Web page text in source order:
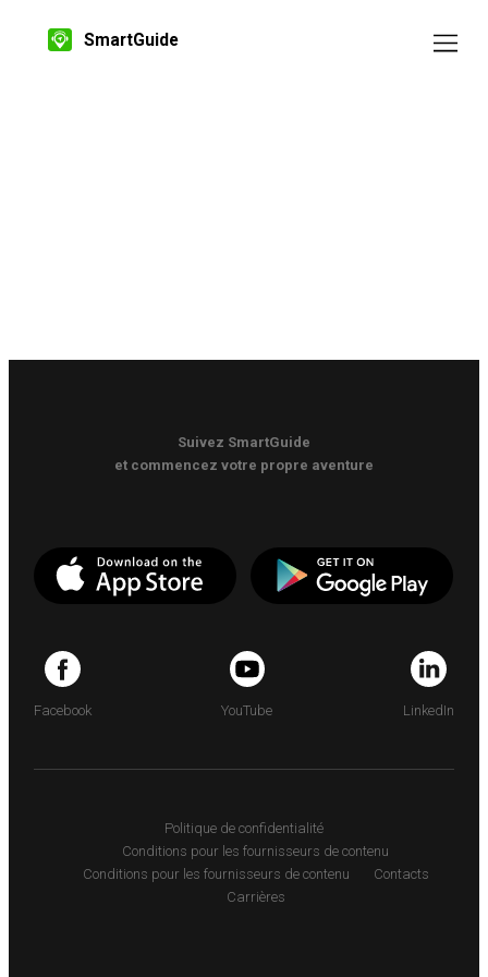
SmartGuide
Suivez SmartGuide
et commencez votre propre aventure
Facebook YouTube LinkedIn
Politique de confidentialité
Conditions pour les fournisseurs de contenu
Conditions pour les fournisseurs de contenu
Contacts
Carrières